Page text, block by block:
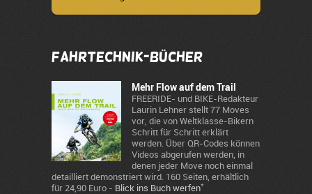
Fahrtechnik-Bücher
Mehr Flow auf dem Trail
FREERIDE- und BIKE-Redakteur
Laurin Lehner stellt 77 Moves
vor, die von Weltklasse-Bikern
Schritt für Schritt erklärt
werden. Über QR-Codes können
Videos abgerufen werden, in
denen jeder Move noch einmal
detailliert demonstriert wird. 160 Seiten, erhältlich
für 24,90 Euro - Blick ins Buch werfen*